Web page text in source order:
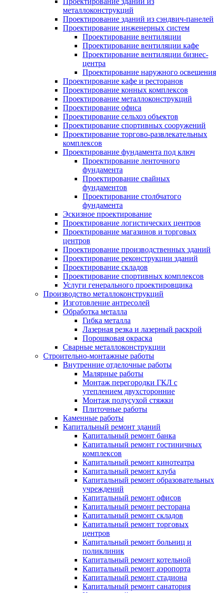
металлоконструкций
Проектирование зданий из сэндвич-панелей
Проектирование инженерных систем
Проектирование вентиляции
Проектирование вентиляции кафе
Проектирование вентиляции бизнес-
центра
Проектирование наружного освещения
Проектирование кафе и ресторанов
Проектирование конных комплексов
Проектирование металлоконструкций
Проектирование офиса
Проектирование сельхоз объектов
Проектирование спортивных сооружений
Проектирование торгово-развлекательных
комплексов
Проектирование фундамента под ключ
Проектирование ленточного
фундамента
Проектирование свайных
фундаментов
Проектирование столбчатого
фундамента
Эскизное проектирование
Проектирование логистических центров
Проектирование магазинов и торговых
центров
Проектирование производственных зданий
Проектирование реконструкции зданий
Проектирование складов
Проектирование спортивных комплексов
Услуги генерального проектировщика
Производство металлоконструкций
Изготовление антресолей
Обработка металла
Гибка металла
Лазерная резка и лазерный раскрой
Порошковая окраска
Сварные металлоконструкции
Строительно-монтажные работы
Внутренние отделочные работы
Малярные работы
Монтаж перегородки ГКЛ с
утеплением двухсторонние
Монтаж полусухой стяжки
Плиточные работы
Каменные работы
Капитальный ремонт зданий
Капитальный ремонт банка
Капитальный ремонт гостиничных
комплексов
Капитальный ремонт кинотеатра
Капитальный ремонт клуба
Капитальный ремонт образовательных
учреждений
Капитальный ремонт офисов
Капитальный ремонт ресторана
Капитальный ремонт складов
Капитальный ремонт торговых
центров
Капитальный ремонт больниц и
поликлиник
Капитальный ремонт котельной
Капитальный ремонт аэропорта
Капитальный ремонт стадиона
Капитальный ремонт санатория